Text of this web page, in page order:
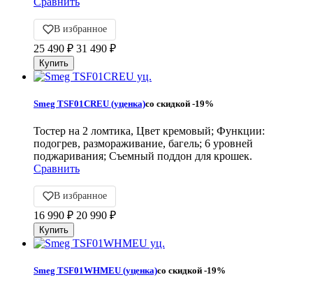
В избранное
25 490 ₽ 31 490 ₽
Smeg TSF01CREU (уценка)со скидкой -19%
Тостер на 2 ломтика, Цвет кремовый; Функции:
подогрев, размораживание, багель; 6 уровней
поджаривания; Съемный поддон для крошек.
Сравнить
В избранное
16 990 ₽ 20 990 ₽
Smeg TSF01WHMEU (уценка)со скидкой -19%